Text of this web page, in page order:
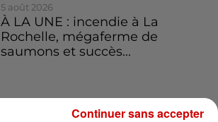
5 août 2026
À LA UNE : incendie à La
Rochelle, mégaferme de
saumons et succès...
Continuer sans accepter